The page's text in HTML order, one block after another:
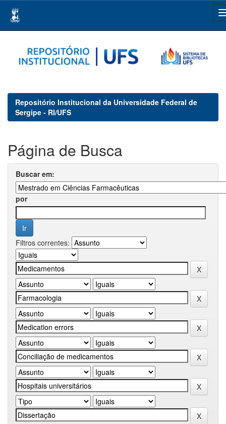
navigation
Repositório Institucional da Universidade Federal de
Sergipe - RI/UFS
Página de Busca
Buscar em:
por
Filtros correntes: